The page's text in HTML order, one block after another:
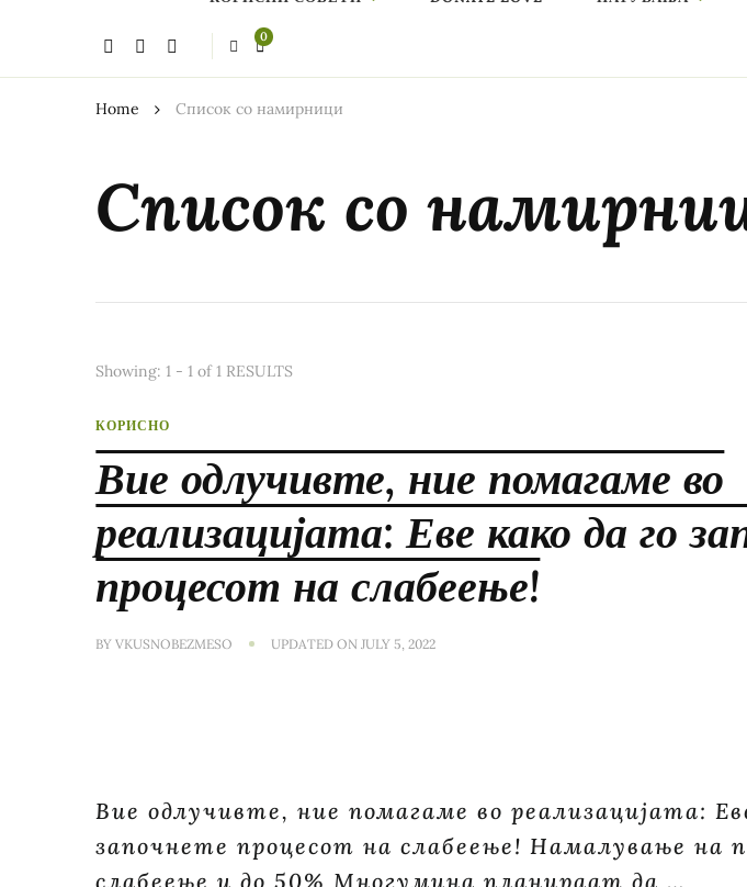
0
Home Список со намирници
Список со
Showing: 1 - 1 of 1 RESULTS
КОРИСНО
Вие одлучивте, ние помагаме во
реализацијата: Еве како да го
процесот на слабеење!
BYVKUSNOBEZMESO UPDATED ON JULY 5, 2022
Вие одлучивте, ние помагаме во реализацијата:
започнете процесот на слабеење! Намалување на
слабеење и до 50% Многумина планираат да …